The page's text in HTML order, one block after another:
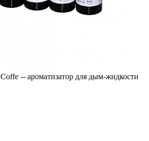
-- ароматизатор для дым-жидкости